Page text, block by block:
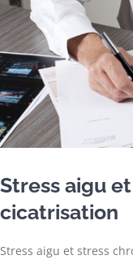
Stress aigu
cicatrisation
Stress aigu et stress